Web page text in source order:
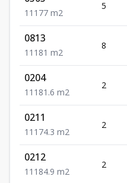
1 1 1 77 m2
5
0813
1 1 1 81 m2
8
0204
1 1 1 81.6 m2
2
0211
1 1 1 74.3 m2
2
0212
1 1 1 84.9 m2
2